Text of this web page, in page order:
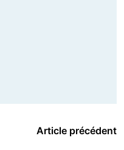
Article précédent